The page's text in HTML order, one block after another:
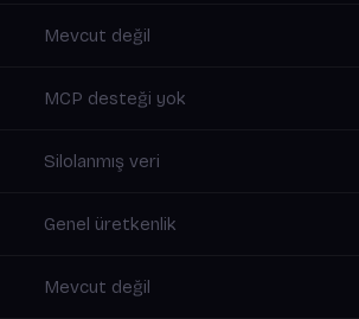
Mevcut değil
MCP desteği yok
Silolanmış veri
Genel üretkenlik
Mevcut değil